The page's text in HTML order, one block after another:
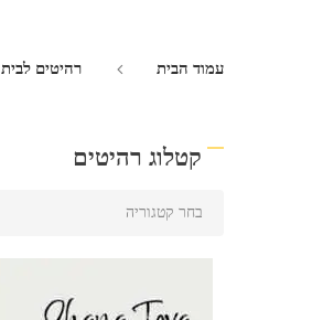
עמוד הבית רהיטים לבית
קטלוג רהיטים